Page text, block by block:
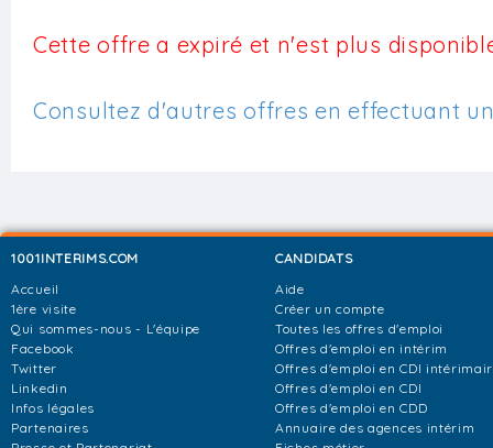
Cette offre a expiré et n'est plus
Consultez d'autres offres en effectuant
1001INTERIMS.COM
Accueil
1ère visite
Qui sommes-nous - L'équipe
Facebook
Twitter
Linkedin
Infos légales
Partenaires
CANDIDATS
Aide
Créer un compte
Toutes les offres d'emploi
Offres d'emploi en intérim
Offres d'emploi en CDI
Offres d'emploi en CDI
Offres d'emploi en CDD
Annuaire des agences intérim